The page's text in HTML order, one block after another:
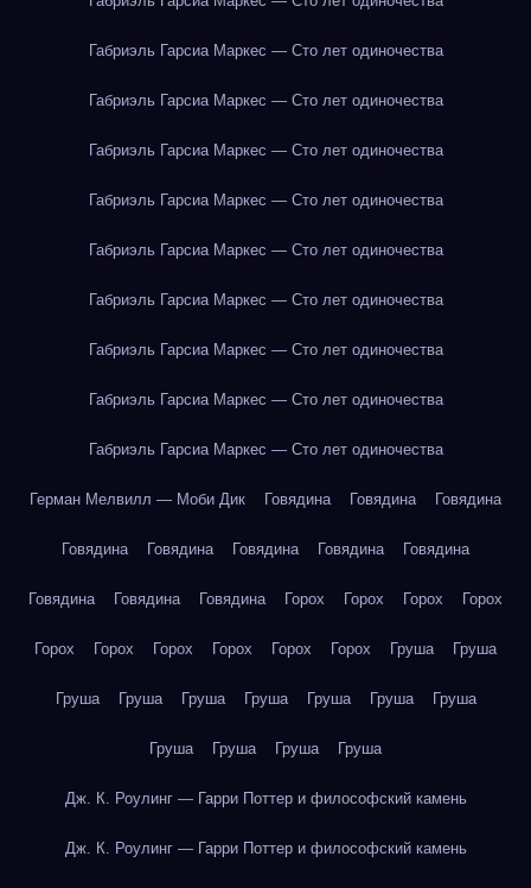
Габриэль Гарсиа Маркес — Сто лет одиночества
Габриэль Гарсиа Маркес — Сто лет одиночества
Габриэль Гарсиа Маркес — Сто лет одиночества
Габриэль Гарсиа Маркес — Сто лет одиночества
Габриэль Гарсиа Маркес — Сто лет одиночества
Габриэль Гарсиа Маркес — Сто лет одиночества
Габриэль Гарсиа Маркес — Сто лет одиночества
Габриэль Гарсиа Маркес — Сто лет одиночества
Габриэль Гарсиа Маркес — Сто лет одиночества
Герман Мелвилл — Моби Дик Говядина Говядина Говядина
Говядина Говядина Говядина Говядина Говядина
Говядина Говядина Говядина Горох Горох Горох Горох
Горох Горох Горох Горох Горох Горох Груша Груша
Груша Груша Груша Груша Груша Груша Груша
Груша Груша Груша Груша
Дж. К. Роулинг — Гарри Поттер и философский камень
Дж. К. Роулинг — Гарри Поттер и философский камень